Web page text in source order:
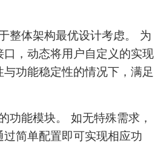
整体架构最优设计考虑。 为
，动态将用户自定义的实现
功能稳定性的情况下，满足
功能模块。 如无特殊需求，
简单配置即可实现相应功